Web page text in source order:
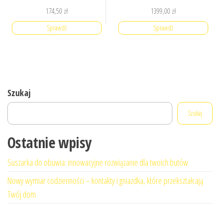
174,50 zł
Sprawdź
1399,00 zł
Sprawdź
Szukaj
Szukaj
Ostatnie wpisy
Suszarka do obuwia: innowacyjne rozwiązanie dla twoich butów
Nowy wymiar codzienności – kontakty i gniazdka, które przekształcają
Twój dom